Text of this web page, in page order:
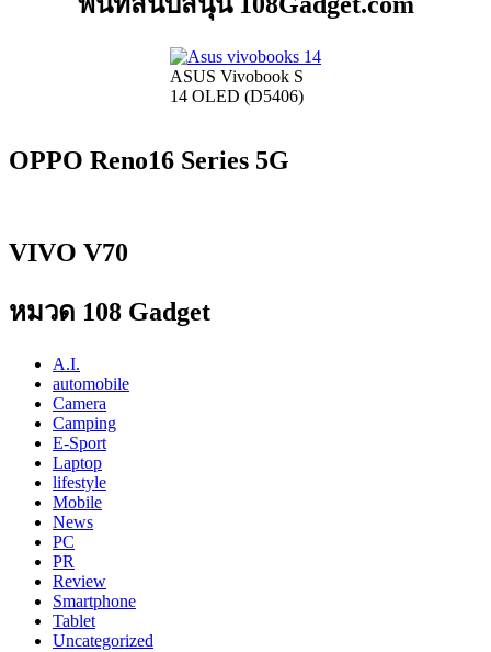
ASUS Vivobook S
14 OLED (D5406)
OPPO Reno16 Series 5G
VIVO V70
หมวด 108 Gadget
A.I.
automobile
Camera
Camping
E-Sport
Laptop
lifestyle
Mobile
News
PC
PR
Review
Smartphone
Tablet
Uncategorized